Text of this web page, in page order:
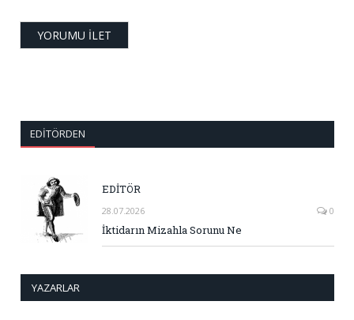
EDITÖRDEN
EDİTÖR
28.07.2026 0
İktidarın Mizahla Sorunu Ne
YAZARLAR